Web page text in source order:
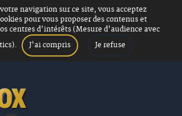
navigation sur ce site, vous acceptez
pour vous proposer des contenus et
centres d’intérêts (Mesure d'audience avec
J'ai compris Je refuse